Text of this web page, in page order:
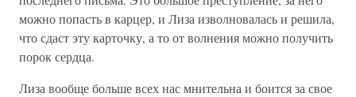
можно попасть в карцер, и Лиза изволновалась и решила,
что сдаст эту карточку, а то от волнения можно получить
порок сердца.
Лиза вообще больше всех нас мнительна и боится за свое